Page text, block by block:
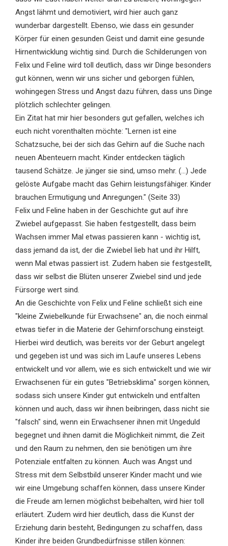
Angst lähmt und demotiviert, wird hier auch ganz
wunderbar dargestellt. Ebenso, wie dass ein gesunder
Körper für einen gesunden Geist und damit eine gesunde
Hirnentwicklung wichtig sind. Durch die Schilderungen von
Felix und Feline wird toll deutlich, dass wir Dinge besonders
gut können, wenn wir uns sicher und geborgen fühlen,
wohingegen Stress und Angst dazu führen, dass uns Dinge
plötzlich schlechter gelingen.
Ein Zitat hat mir hier besonders gut gefallen, welches ich
euch nicht vorenthalten möchte: "Lernen ist eine
Schatzsuche, bei der sich das Gehirn auf die Suche nach
neuen Abenteuern macht. Kinder entdecken täglich
tausend Schätze. Je jünger sie sind, umso mehr. (...) Jede
gelöste Aufgabe macht das Gehirn leistungsfähiger. Kinder
brauchen Ermutigung und Anregungen." (Seite 33)
Felix und Feline haben in der Geschichte gut auf ihre
Zwiebel aufgepasst. Sie haben festgestellt, dass beim
Wachsen immer Mal etwas passieren kann - wichtig ist,
dass jemand da ist, der die Zwiebel lieb hat und ihr Hilft,
wenn Mal etwas passiert ist. Zudem haben sie festgestellt,
dass wir selbst die Blüten unserer Zwiebel sind und jede
Fürsorge wert sind.
An die Geschichte von Felix und Feline schließt sich eine
"kleine Zwiebelkunde für Erwachsene" an, die noch einmal
etwas tiefer in die Materie der Gehirnforschung einsteigt.
Hierbei wird deutlich, was bereits vor der Geburt angelegt
und gegeben ist und was sich im Laufe unseres Lebens
entwickelt und vor allem, wie es sich entwickelt und wie wir
Erwachsenen für ein gutes "Betriebsklima" sorgen können,
sodass sich unsere Kinder gut entwickeln und entfalten
können und auch, dass wir ihnen beibringen, dass nicht sie
"falsch" sind, wenn ein Erwachsener ihnen mit Ungeduld
begegnet und ihnen damit die Möglichkeit nimmt, die Zeit
und den Raum zu nehmen, den sie benötigen um ihre
Potenziale entfalten zu können. Auch was Angst und
Stress mit dem Selbstbild unserer Kinder macht und wie
wir eine Umgebung schaffen können, dass unsere Kinder
die Freude am lernen möglichst beibehalten, wird hier toll
erläutert. Zudem wird hier deutlich, dass die Kunst der
Erziehung darin besteht, Bedingungen zu schaffen, dass
Kinder ihre beiden Grundbedürfnisse stillen können: